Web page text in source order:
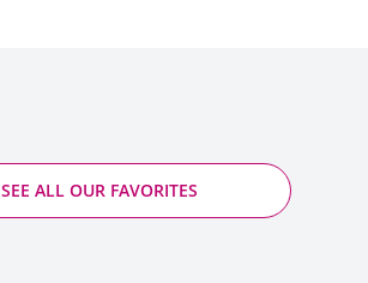
SEE ALL OUR FAVORITES